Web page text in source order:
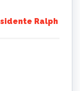
Ralph